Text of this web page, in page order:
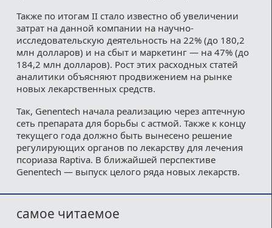
Также по итогам II стало известно об увеличении
затрат на данной компании на научно-
исследовательскую деятельность на 22% (до 180,2
млн долларов) и на сбыт и маркетинг — на 47% (до
184,2 млн долларов). Рост этих расходных статей
аналитики объясняют продвижением на рынке
новых лекарственных средств.
Так, Genentech начала реализацию через аптечную
сеть препарата для борьбы с астмой. Также к концу
текущего года должно быть вынесено решение
регулирующих органов по лекарству для лечения
псориаза Raptiva. В ближайшей перспективе
Genentech — выпуск целого ряда новых лекарств.
самое читаемое